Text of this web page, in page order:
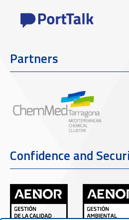
Partners
Confidence and